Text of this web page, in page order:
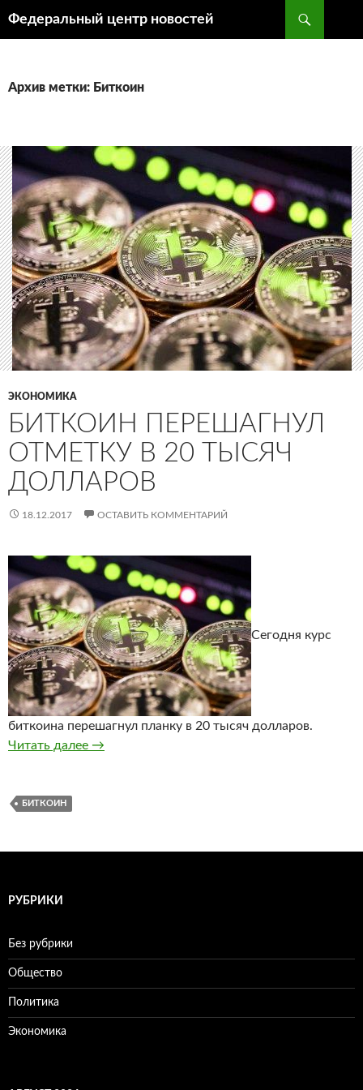
Федеральный центр новостей
Архив метки: Биткоин
ЭКОНОМИКА
БИТКОИН ПЕРЕШАГНУЛ
ОТМЕТКУ В 20 ТЫСЯЧ
ДОЛЛАРОВ
18.12.2017 ОСТАВИТЬ КОММЕНТАРИЙ
Сегодня курс
биткоина перешагнул планку в 20 тысяч долларов.
Читать далее Биткоин перешагнул отметку в 20 тысяч
→
БИТКОИН
РУБРИКИ
Без рубрики
Общество
Политика
Экономика